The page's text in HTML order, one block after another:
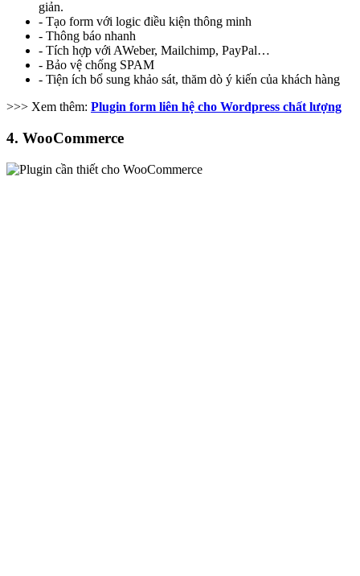
giản.
- Tạo form với logic điều kiện thông minh
- Thông báo nhanh
- Tích hợp với AWeber, Mailchimp, PayPal…
- Bảo vệ chống SPAM
- Tiện ích bổ sung khảo sát, thăm dò ý kiến của khách hàng
>>> Xem thêm: Plugin form liên hệ cho Wordpress chất lượng
4. WooCommerce